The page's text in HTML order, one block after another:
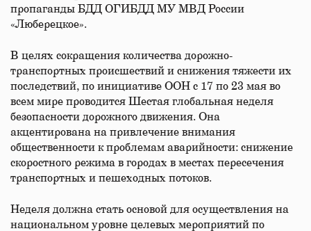
пропаганды БДД ОГИБДД МУ МВД России
«Люберецкое».
В целях сокращения количества дорожно-
транспортных происшествий и снижения тяжести их
последствий, по инициативе ООН с 17 по 23 мая во
всем мире проводится Шестая глобальная неделя
безопасности дорожного движения. Она
акцентирована на привлечение внимания
общественности к проблемам аварийности: снижение
скоростного режима в городах в местах пересечения
транспортных и пешеходных потоков.
Неделя должна стать основой для осуществления на
национальном уровне целевых мероприятий по